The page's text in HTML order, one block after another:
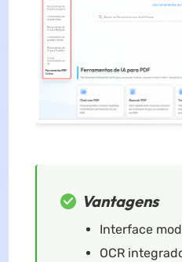
Vantagens
Interface
OCR